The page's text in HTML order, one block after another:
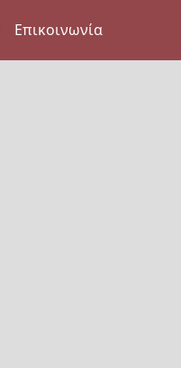
Επικοινωνία